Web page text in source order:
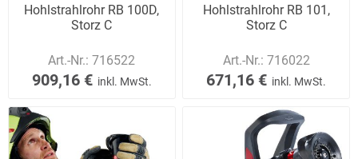
Hohlstrahlrohr RB 100D,
Storz C
Art.-Nr.:716522
909,16 € inkl. MwSt.
Hohlstrahlrohr RB 101,
Storz C
Art.-Nr.: 716022
671,16 € inkl. MwSt.